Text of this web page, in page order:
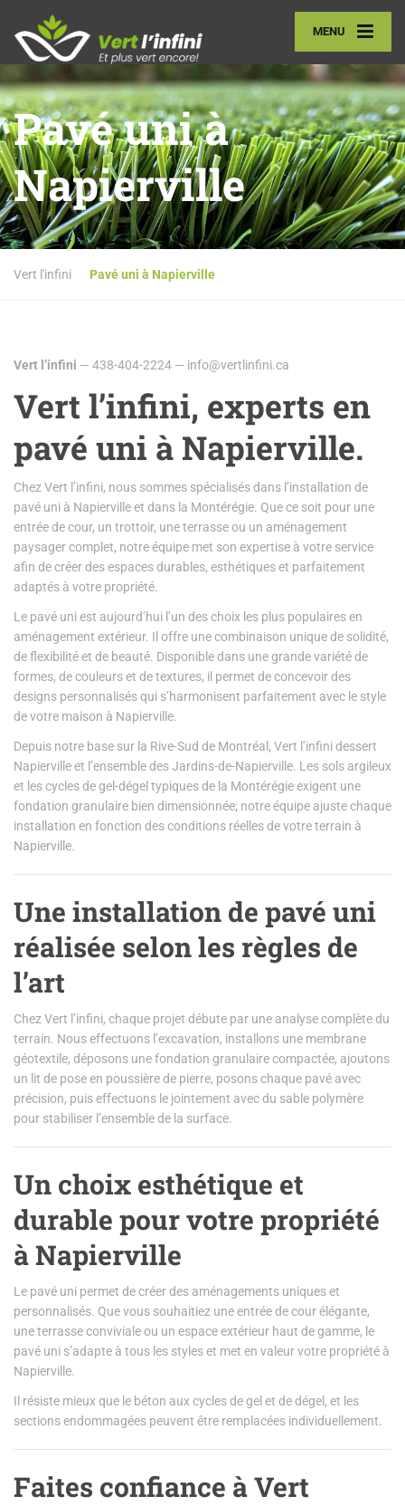
MENU
Pavé uni à
Napierville
Vert l'infini Pavé uni à Napierville
Vert l’infini — 438-404-2224 — info@vertlinfini.ca
Vert l’infini, experts en
pavé uni à Napierville.
Chez Vert l’infini, nous sommes spécialisés dans l’installation de
pavé uni à Napierville et dans la Montérégie. Que ce soit pour une
entrée de cour, un trottoir, une terrasse ou un aménagement
paysager complet, notre équipe met son expertise à votre service
afin de créer des espaces durables, esthétiques et parfaitement
adaptés à votre propriété.
Le pavé uni est aujourd’hui l’un des choix les plus populaires en
aménagement extérieur. Il offre une combinaison unique de solidité,
de flexibilité et de beauté. Disponible dans une grande variété de
formes, de couleurs et de textures, il permet de concevoir des
designs personnalisés qui s’harmonisent parfaitement avec le style
de votre maison à Napierville.
Depuis notre base sur la Rive-Sud de Montréal, Vert l’infini dessert
Napierville et l’ensemble des Jardins-de-Napierville. Les sols argileux
et les cycles de gel-dégel typiques de la Montérégie exigent une
fondation granulaire bien dimensionnée; notre équipe ajuste chaque
installation en fonction des conditions réelles de votre terrain à
Napierville.
Une installation de pavé uni
réalisée selon les règles de
l’art
Chez Vert l’infini, chaque projet débute par une analyse complète du
terrain. Nous effectuons l’excavation, installons une membrane
géotextile, déposons une fondation granulaire compactée, ajoutons
un lit de pose en poussière de pierre, posons chaque pavé avec
précision, puis effectuons le jointement avec du sable polymère
pour stabiliser l’ensemble de la surface.
Un choix esthétique et
durable pour votre propriété
à Napierville
Le pavé uni permet de créer des aménagements uniques et
personnalisés. Que vous souhaitiez une entrée de cour élégante,
une terrasse conviviale ou un espace extérieur haut de gamme, le
pavé uni s’adapte à tous les styles et met en valeur votre propriété à
Napierville.
Il résiste mieux que le béton aux cycles de gel et de dégel, et les
sections endommagées peuvent être remplacées individuellement.
Faites confiance à Vert